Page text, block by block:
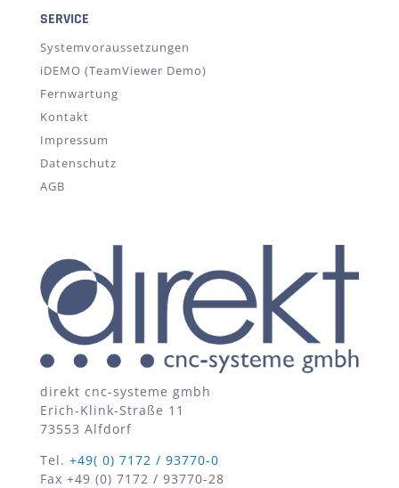
SERVICE
Systemvoraussetzungen
iDEMO (TeamViewer Demo)
Fernwartung
Kontakt
Impressum
Datenschutz
AGB
direkt cnc-systeme gmbh
Erich-Klink-Straße 11
73553 Alfdorf
Tel. +49( 0) 7172 / 93770-0
Fax +49 (0) 7172 / 93770-28